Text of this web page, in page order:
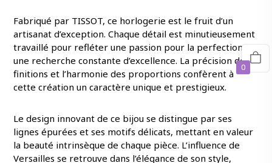
Fabriqué par TISSOT, ce horlogerie est le fruit d’un
artisanat d’exception. Chaque détail est minutieusement
travaillé pour refléter une passion pour la perfection et
une recherche constante d’excellence. La précision des
finitions et l’harmonie des proportions confèrent à
cette création un caractère unique et prestigieux.
Le design innovant de ce bijou se distingue par ses
lignes épurées et ses motifs délicats, mettant en valeur
la beauté intrinsèque de chaque pièce. L’influence de
Versailles se retrouve dans l’élégance de son style,
0